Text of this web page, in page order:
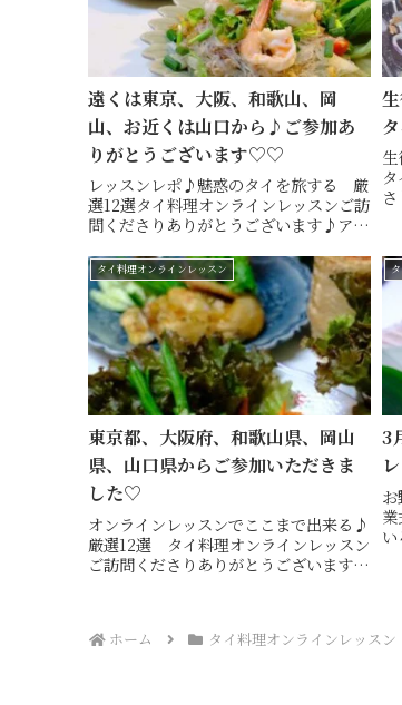
遠くは東京、大阪、和歌山、岡
山、お近くは山口から♪ご参加あ
りがとうございます♡♡
レッスンレポ♪魅惑のタイを旅する 厳
選12選タイ料理オンラインレッスンご訪
問くださりありがとうございます♪アジ
コーディネートも楽しめるタイ料理教
室・ 山口市 Hiroko's Thai Table (ヒ
ロ...
タイ料理オンラインレッスン
東京都、大阪府、和歌山県、岡山
県、山口県からご参加いただきま
した♡
オンラインレッスンでここまで出来る♪
厳選12選 タイ料理オンラインレッスン
ご訪問くださりありがとうございます♪
(...
3
ホーム タイ料理オンラインレッスン